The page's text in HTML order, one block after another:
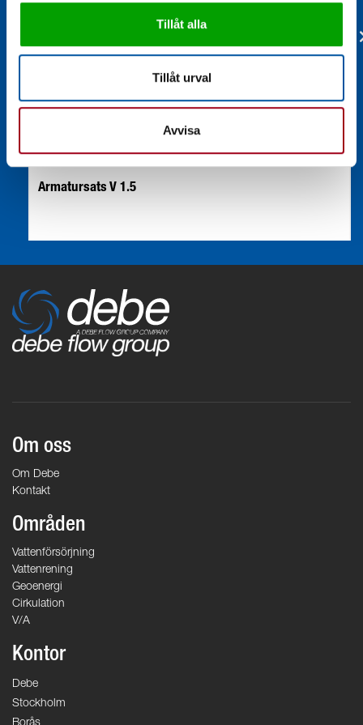
Tillåt alla
Tillåt urval
Avvisa
Armatursats V 1.5
Om oss
Om Debe
Kontakt
Områden
Vattenförsörjning
Vattenrening
Geoenergi
Cirkulation
V/A
Kontor
Debe
Stockholm